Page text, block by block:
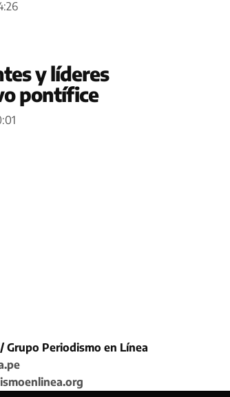
y líderes
pontífice
Grupo Periodismo en Línea